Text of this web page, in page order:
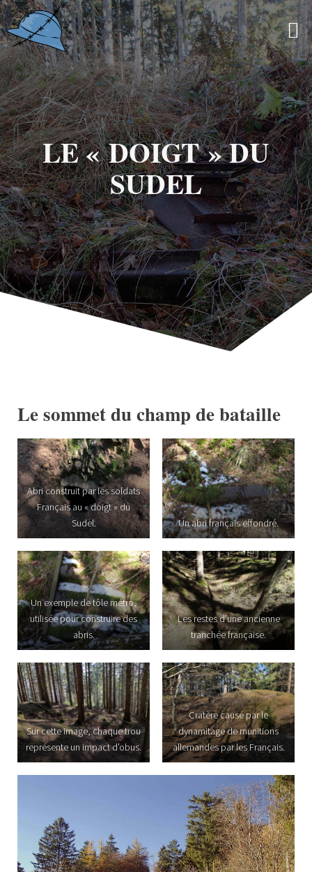
Skip
to
content
LE « DOIGT » DU
SUDEL
Le sommet du champ de bataille
Abri construit par les soldats
Français au « doigt » du
Sudel.
Un abri français effondré.
Un exemple de tôle métro,
utilisée pour construire des
abris.
Les restes d’une ancienne
tranchée française.
Sur cette image, chaque trou
représente un impact d’obus.
Cratère causé par le
dynamitage de munitions
allemandes par les Français.